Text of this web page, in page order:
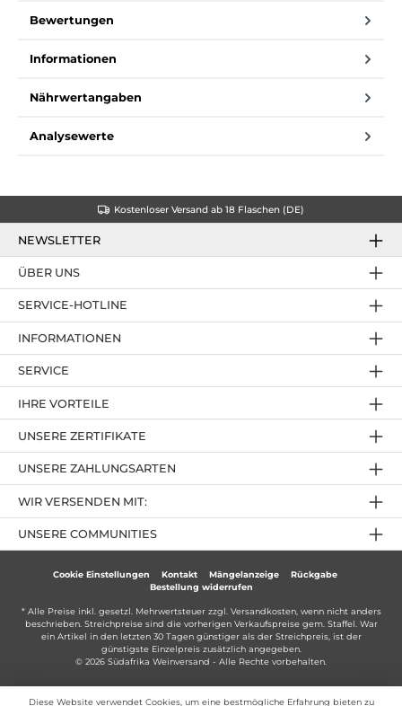
Bewertungen
Informationen
Nährwertangaben
Analysewerte
Kostenloser Versand ab 18 Flaschen (DE)
NEWSLETTER
SERVICE-HOTLINE
IHRE VORTEILE
UNSERE ZAHLUNGSARTEN
ÜBER UNS
UNSERE ZERTIFIKATE
INFORMATIONEN
SERVICE
UNSERE COMMUNITIES
WIR VERSENDEN MIT:
Cookie Einstellungen Kontakt Mängelanzeige
Rückgabe
Bestellung widerrufen
* Alle Preise inkl. gesetzl. Mehrwertsteuer zzgl. Versandkosten, wenn nicht anders
beschrieben. Streichpreise sind die vorherigen Verkaufspreise gem. Staffel. War
ein Artikel in den letzten 30 Tagen günstiger als der Streichpreis, ist der
günstigste Einzelpreis zusätzlich angegeben.
© 2026 Südafrika Weinversand - Alle Rechte vorbehalten.
Diese Website verwendet Cookies, um eine bestmögliche Erfahrung bieten zu